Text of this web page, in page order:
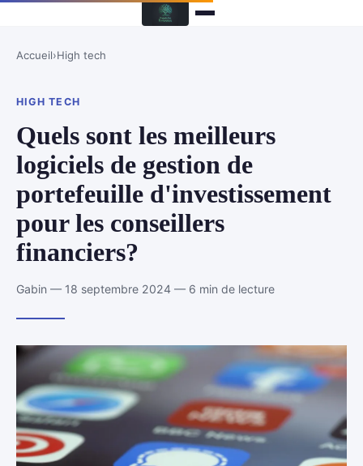
Accueil›High tech
HIGH TECH
Quels sont les meilleurs
logiciels de gestion de
portefeuille d'investissement
pour les conseillers
financiers?
Gabin — 18 septembre 2024 — 6 min de lecture